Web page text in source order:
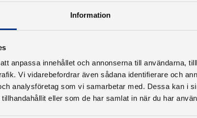
Information
anpassa innehållet och annonserna till användarna,
Vi vidarebefordrar även sådana identifierare och
analysföretag som vi samarbetar med. Dessa kan i
eller som de har samlat in när du har